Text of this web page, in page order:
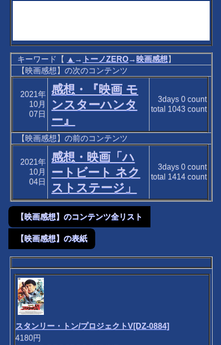
キーワード【 ▲ → トーノZERO→ 映画感想】
【映画感想】の次のコンテンツ
2021年
10月
07日
感想・『映画 モ
ンスターハンタ
ー』
3days 0count
total 1043count
【映画感想】の前のコンテンツ
2021年
10月
04日
感想・映画「ハ
ートビート ネク
ストステージ」
3days 0count
total 1414count
【映画感想】のコンテンツ全リスト
【映画感想】の表紙
スタンリー・トン/プロジェクトV[DZ-0884]
4180円